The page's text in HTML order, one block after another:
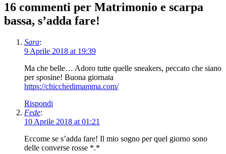
16 commenti per Matrimonio e scarpa
bassa, s’adda fare!
Sara:
9 Aprile 2018 at 19:39
Ma che belle… Adoro tutte quelle sneakers, peccato che siano
per sposine! Buona giornata
https://chicchedimamma.com/
Rispondi
Fede:
10 Aprile 2018 at 01:21
Eccome se s’adda fare! Il mio sogno per quel giorno sono
delle converse rosse *.*